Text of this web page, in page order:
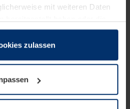
mit weiteren Daten
der Dienste gesammelt
dieser Seite unbedingt
Cookie-Typen benötigen
können Sie jederzeit
zulassen